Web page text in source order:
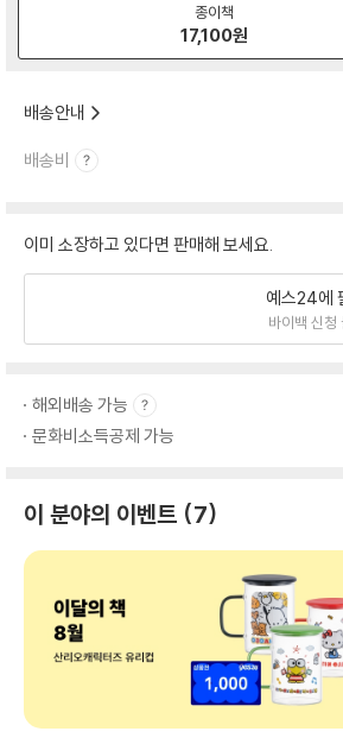
종이책
17,100원
배송안내
배송비
이미 소장하고 있다면 판매해 보세요.
예스24에
바이백 신청
해외배송 가능
문화비소득공제 가능
이 분야의 이벤트 7